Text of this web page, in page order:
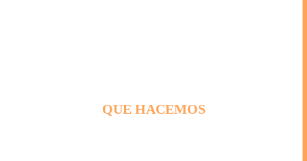
QUE HACEMOS